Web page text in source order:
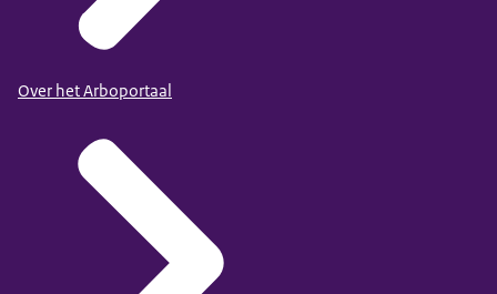
Over het Arboportaal